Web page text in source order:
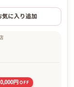
気に入り追加
円OFF